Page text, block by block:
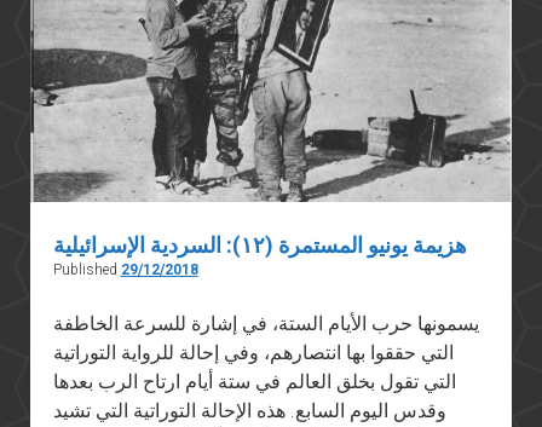
مقالات صحافية
بوستات من فيسبوك
مقابلات في الإعلام
Languages
هزيمة يونيو المستمرة (١٢): السردية الإسرائيلية
Published 29/12/2018
يسمونها حرب الأيام الستة، في إشارة للسرعة الخاطفة
التي حققوا بها انتصارهم، وفي إحالة للرواية التوراتية
التي تقول بخلق العالم في ستة أيام ارتاح الرب بعدها
وقدس اليوم السابع. هذه الإحالة التوراتية التي تشيد